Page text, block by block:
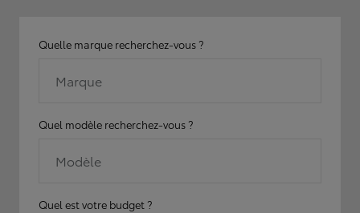
Quelle marque recherchez-vous ?
Marque
Quel modèle recherchez-vous ?
Modèle
Quel est votre budget ?